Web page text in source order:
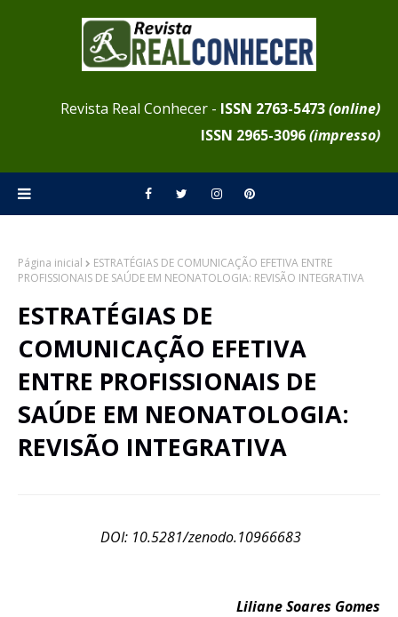
Revista Real Conhecer - ISSN 2763-5473(online)
ISSN 2965-3096(impresso)
Página inicial
ESTRATÉGIAS DE COMUNICAÇÃO EFETIVA ENTRE
PROFISSIONAIS DE SAÚDE EM NEONATOLOGIA: REVISÃO INTEGRATIVA
ESTRATÉGIAS DE
COMUNICAÇÃO EFETIVA
ENTRE PROFISSIONAIS DE
SAÚDE EM NEONATOLOGIA:
REVISÃO INTEGRATIVA
DOI: 10.5281/zenodo.10966683
Liliane Soares Gomes